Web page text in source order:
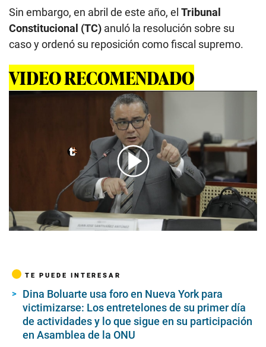
Sin embargo, en abril de este año, el Tribunal
Constitucional (TC) anuló la resolución sobre su
caso y ordenó su reposición como fiscal supremo.
VIDEO RECOMENDADO
00:00/05:35
TE PUEDE INTERESAR
Dina Boluarte usa foro en Nueva York para
victimizarse: Los entretelones de su primer día
de actividades y lo que sigue en su participación
en Asamblea de la ONU